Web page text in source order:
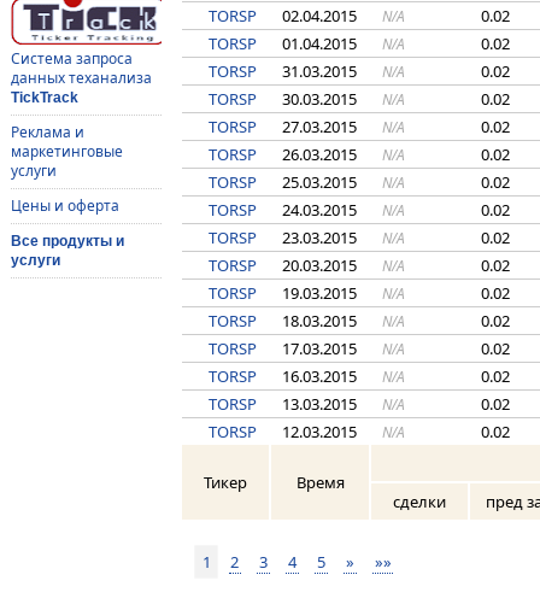
Система запроса
данных теханализа
TickTrack
Реклама и
маркетинговые
услуги
Цены и оферта
Все продукты и
услуги
TORSP
02.04.2015 N/A
0.02
TORSP
01.04.2015 N/A
0.02
TORSP
31.03.2015 N/A
0.02
TORSP
30.03.2015 N/A
0.02
TORSP
27.03.2015 N/A
0.02
TORSP
26.03.2015 N/A
0.02
TORSP
25.03.2015 N/A
0.02
TORSP
24.03.2015 N/A
0.02
TORSP
23.03.2015 N/A
0.02
TORSP
20.03.2015 N/A
0.02
TORSP
19.03.2015 N/A
0.02
TORSP
18.03.2015 N/A
0.02
TORSP
17.03.2015 N/A
0.02
TORSP
16.03.2015 N/A
0.02
TORSP
13.03.2015 N/A
0.02
TORSP
12.03.2015 N/A 0.02
Тикер
Время
сделки
пред
1 2 3 4 5 » »»